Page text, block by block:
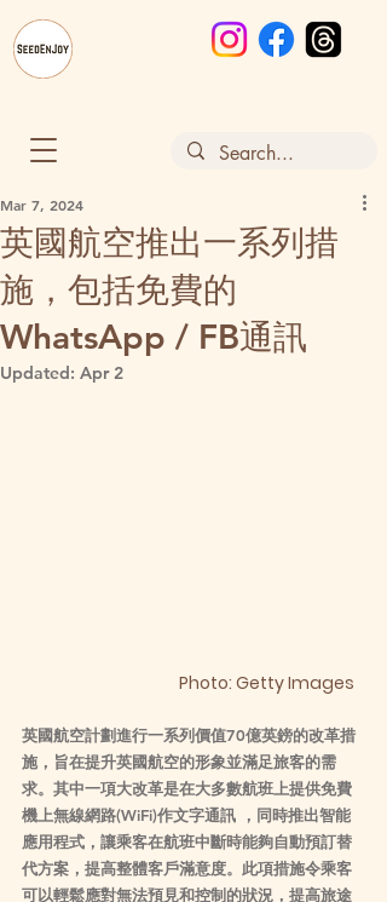
英國航空推出一系列措
施，包括免費的
WhatsApp / FB通訊
Mar 7, 2024
Updated: Apr 2
Photo: Getty Images
英國航空計劃進行一系列價值70億英鎊的改革措
施，旨在提升英國航空的形象並滿足旅客的需
求。其中一項大改革是在大多數航班上提供免費
機上無線網路(WiFi)作文字通訊 ，同時推出智能
應用程式，讓乘客在航班中斷時能夠自動預訂替
代方案，提高整體客戶滿意度。此項措施令乘客
可以輕鬆應對無法預見和控制的狀況，提高旅途